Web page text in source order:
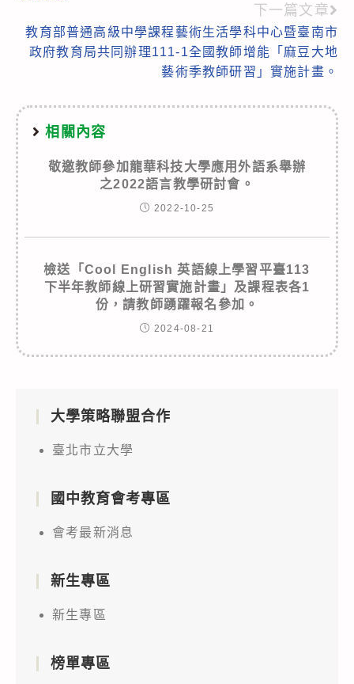
下一篇文章
教育部普通高級中學課程藝術生活學科中心暨臺南市
政府教育局共同辦理111-1全國教師增能「麻豆大地
藝術季教師研習」實施計畫。
相關內容
敬邀教師參加龍華科技大學應用外語系舉辦
之2022語言教學研討會。
2022-10-25
檢送「Cool English 英語線上學習平臺113
下半年教師線上研習實施計畫」及課程表各1
份，請教師踴躍報名參加。
2024-08-21
大學策略聯盟合作
臺北市立大學
國中教育會考專區
會考最新消息
新生專區
新生專區
榜單專區